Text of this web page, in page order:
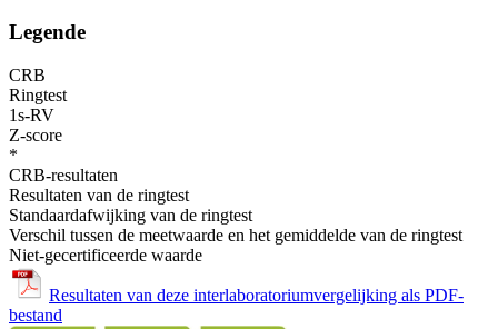
Legende
CRB
Ringtest
1s-RV
Z-score
*
CRB-resultaten
Resultaten van de ringtest
Standaardafwijking van de ringtest
Verschil tussen de meetwaarde en het gemiddelde van de ringtest
Niet-gecertificeerde waarde
Resultaten van deze interlaboratoriumvergelijking als PDF-
bestand